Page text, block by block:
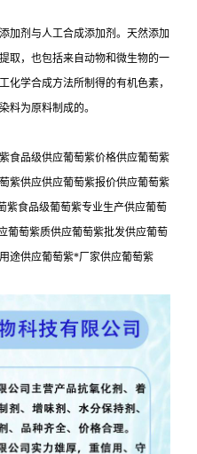
加剂与人工合成添加剂。天然添加
取，也包括来自动物和微生物的一
化学合成方法所制得的有机色素，
料为原料制成的。
食品级供应葡萄紫价格供应葡萄紫
紫供应供应葡萄紫报价供应葡萄紫
紫食品级葡萄紫专业生产供应葡萄
葡萄紫质供应葡萄紫批发供应葡萄
途供应葡萄紫*厂家供应葡萄紫